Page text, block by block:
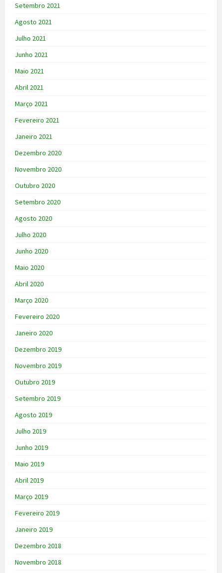
Setembro 2021
Agosto 2021
Julho 2021
Junho 2021
Maio 2021
Abril 2021
Março 2021
Fevereiro 2021
Janeiro 2021
Dezembro 2020
Novembro 2020
Outubro 2020
Setembro 2020
Agosto 2020
Julho 2020
Junho 2020
Maio 2020
Abril 2020
Março 2020
Fevereiro 2020
Janeiro 2020
Dezembro 2019
Novembro 2019
Outubro 2019
Setembro 2019
Agosto 2019
Julho 2019
Junho 2019
Maio 2019
Abril 2019
Março 2019
Fevereiro 2019
Janeiro 2019
Dezembro 2018
Novembro 2018